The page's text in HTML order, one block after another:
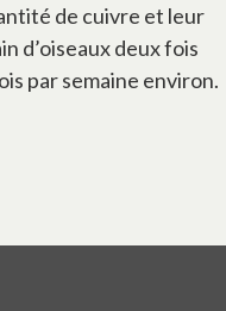
de cuivre et leur
d’oiseaux deux fois
par semaine environ.